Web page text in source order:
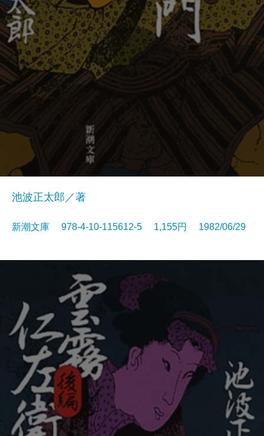
池波正太郎／著
新潮文庫 978-4-10-115612-5 1,155円 1982/06/29